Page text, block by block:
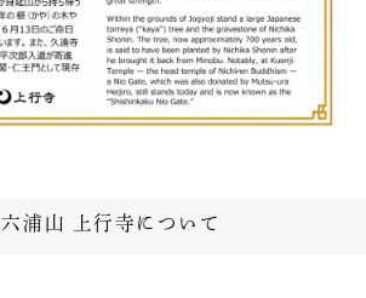
六浦山 上行寺について